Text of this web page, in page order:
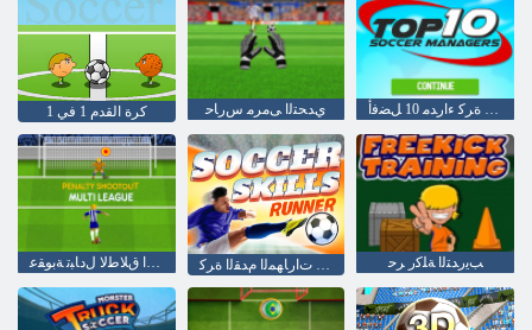
كرة القدم 1 في 1 ﻱﺪﺤﺘﻟﺍ ﻰﻣﺮﻣ ﺱﺭﺎﺣ ﻡﺪﻘﻟﺍ ﺓﺮﻛ ءﺍﺭﺪﻣ 10 ﻞﻀﻓﺃ
ﺩﺪﻌﺘﻣ ﻱﺭﻭﺩ :ﺭﺎﻨﻟﺍ ﻕﻼ ﻃﻻ ﻝﺩﺎﺒﺗ ﺔﺑﻮﻘﻋ ﺐﻳﺭﺪﺘﻟﺍ ﺔﻠﻛﺭ ﺮﺣ